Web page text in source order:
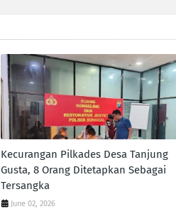
Kecurangan Pilkades Desa Tanjung
Gusta, 8 Orang Ditetapkan Sebagai
Tersangka
June 02, 2026